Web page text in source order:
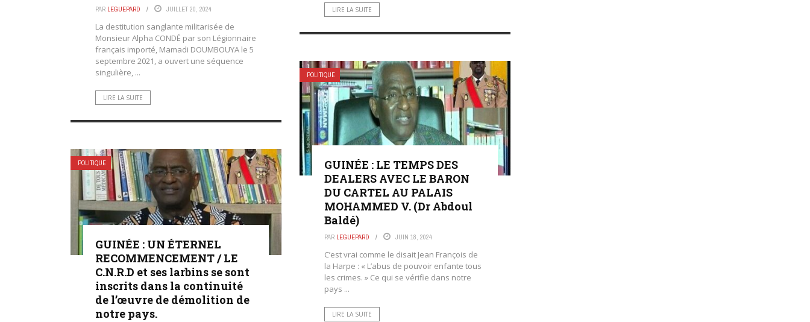
LIRE LA SUITE
PAR LEGUEPARD JUILLET 20, 2024
La destitution sanglante militarisée de
Monsieur Alpha CONDÉ par son Légionnaire
français importé, Mamadi DOUMBOUYA le 5
septembre 2021, a ouvert une séquence
singulière, ...
LIRE LA SUITE
POLITIQUE
GUINÉE : LE TEMPS DES
DEALERS AVEC LE BARON
DU CARTEL AU PALAIS
MOHAMMED V. (Dr Abdoul
Baldé)
PAR LEGUEPARD JUIN 18, 2024
C’est vrai comme le disait Jean François de
la Harpe : « L’abus de pouvoir enfante tous
les crimes. » Ce qui se vérifie dans notre
pays ...
LIRE LA SUITE
POLITIQUE
GUINÉE : UN ÉTERNEL
RECOMMENCEMENT / LE
C.N.R.D et ses larbins se sont
inscrits dans la continuité
de l’œuvre de démolition de
notre pays.